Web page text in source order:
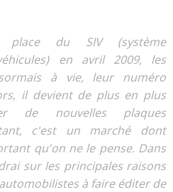
du SIV (système
en avril 2009, les
à vie, leur numéro
il devient de plus en plus
de nouvelles plaques
c'est un marché dont
qu'on ne le pense. Dans
sur les principales raisons
à faire éditer de